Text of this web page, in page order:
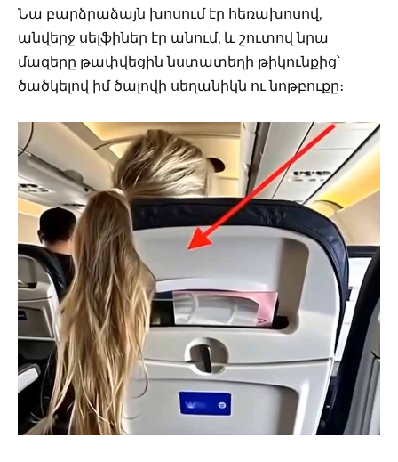
Նա բարձրաձայն խոսում էր հեռախոսով,
անվերջ սելֆիներ էր անում, և շուտով նրա
մազերը թափվեցին նստատեղի թիկունքից՝
ծածկելով իմ ծալովի սեղանիկն ու նոթբուքը։